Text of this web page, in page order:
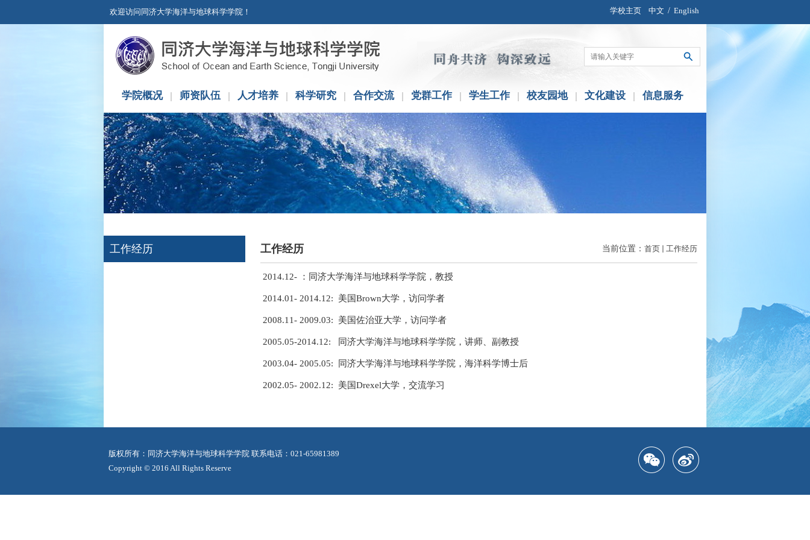
欢迎访问同济大学海洋与地球科学学院！ 学校主页 中文 / English
学院概况 师资队伍 人才培养 科学研究 合作交流 党群工作 学生工作 校友园地 文化建设 信息服务
工作经历 工作经历 当前位置： 首页 工作经历
2014.12- ：同济大学海洋与地球科学学院，教授
2014.01- 2014.12: 美国Brown大学，访问学者
2008.11- 2009.03: 美国佐治亚大学，访问学者
2005.05-2014.12: 同济大学海洋与地球科学学院，讲师、副教授
2003.04- 2005.05: 同济大学海洋与地球科学学院，海洋科学博士后
2002.05- 2002.12: 美国Drexel大学，交流学习
版权所有：同济大学海洋与地球科学学院 联系电话：021-65981389
Copyright © 2016 All Rights Reserve